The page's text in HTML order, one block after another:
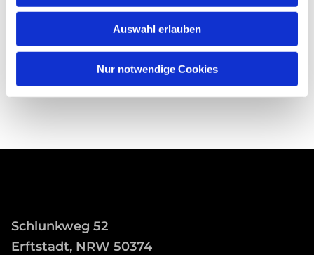
Auswahl erlauben
Nur notwendige Cookies
Schlunkweg 52
Erftstadt, NRW 50374